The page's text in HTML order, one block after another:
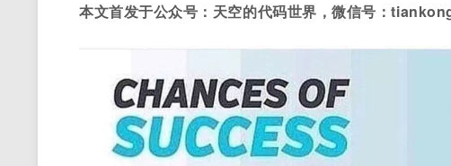
本文首发于公众号：天空的代码世界，微信号：